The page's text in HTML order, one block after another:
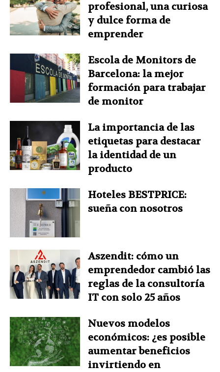
profesional, una curiosa
y dulce forma de
emprender
Escola de Monitors de
Barcelona: la mejor
formación para trabajar
de monitor
La importancia de las
etiquetas para destacar
la identidad de un
producto
Hoteles BESTPRICE:
sueña con nosotros
Aszendit: cómo un
emprendedor cambió las
reglas de la consultoría
IT con solo 25 años
Nuevos modelos
económicos: ¿es posible
aumentar beneficios
invirtiendo en